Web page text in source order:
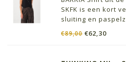
SKFK is een kort
sluiting en
€89,00 €62,30